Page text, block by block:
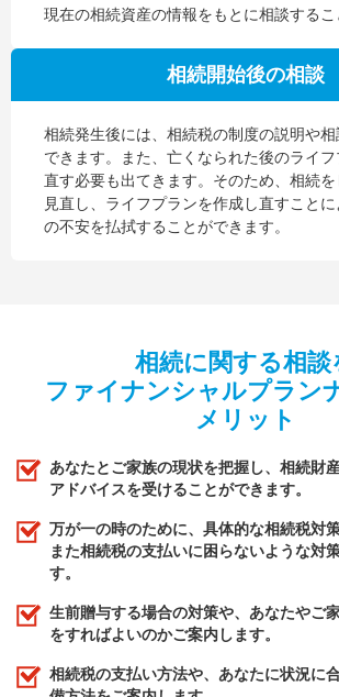
現在の相続資産の情報をもとに相談するこ
相続開始後の相談
相続発生後には、相続税の制度の説明や
できます。また、亡くなられた後のライ
直す必要も出てきます。そのため、相続
見直し、ライフプランを作成し直すこと
の不安を払拭することができます。
相続に関する相談
ファイナンシャルプラン
メリット
あなたとご家族の現状を把握し、相続財
アドバイスを受けることができます。
万が一の時のために、具体的な相続税対
また相続税の支払いに困らないような対
す。
生前贈与する場合の対策や、あなたやご
をすればよいのかご案内します。
相続税の支払い方法や、あなたに状況に